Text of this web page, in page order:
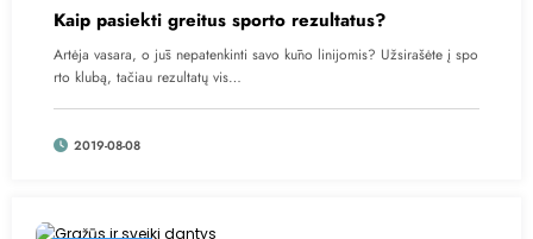
Kaip pasiekti greitus sporto rezultatus?
Artėja vasara, o jūs nepatenkinti savo kūno linijomis? Užsirašėte į spo
rto klubą, tačiau rezultatų vis…
2019-08-08